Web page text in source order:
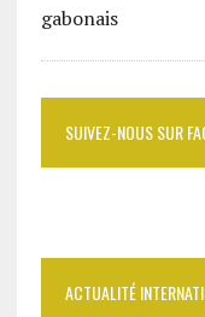
SUIVEZ-NOUS SUR
ACTUALITÉ